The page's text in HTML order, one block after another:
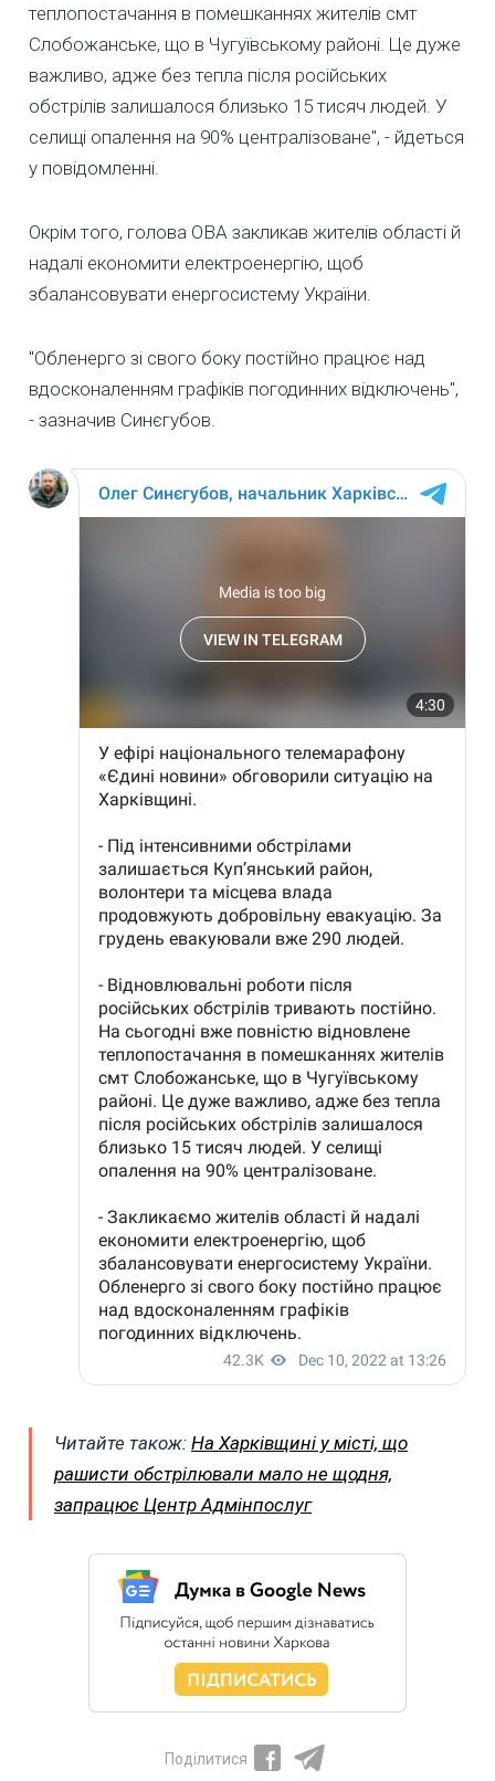
теплопостачання в помешканнях жителів смт
Слобожанське, що в Чугуївському районі. Це дуже
важливо, адже без тепла після російських
обстрілів залишалося близько 15 тисяч людей. У
селищі опалення на 90% централізоване", - йдеться
у повідомленні.
Окрім того, голова ОВА закликав жителів області й
надалі економити електроенергію, щоб
збалансовувати енергосистему України.
"Обленерго зі свого боку постійно працює над
вдосконаленням графіків погодинних відключень",
- зазначив Синєгубов.
Читайте також: На Харківщині у місті, що
рашисти обстрілювали мало не щодня,
запрацює Центр Адмінпослуг
Поділитися